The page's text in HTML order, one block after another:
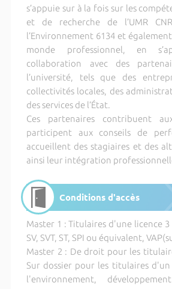
s’appuie sur à la fois sur les
et de recherche de l’UMR
l’Environnement 6134 et
monde professionnel, en
collaboration avec des
l’université, tels que des
collectivités locales, des
des services de l’État.
Ces partenaires contribuent
participent aux conseils de
accueillent des stagiaires et des
ainsi leur intégration
Conditions d'accès
Master 1 : Titulaires d'une licence 3
SV, SVT, ST, SPI ou équivalent,
Master 2 : De droit pour les
Sur dossier pour les titulaires
l'environnement,